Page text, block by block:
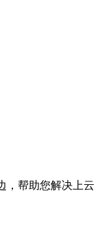
，帮助您解决上云